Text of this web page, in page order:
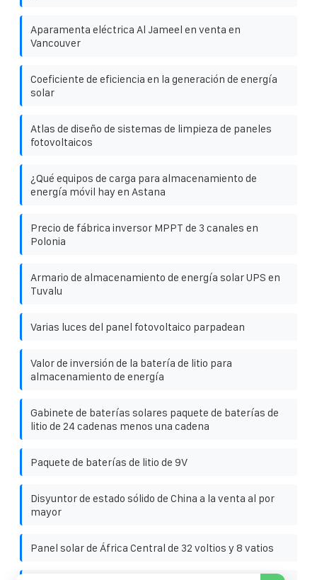
Aparamenta eléctrica Al Jameel en venta en
Vancouver
Coeficiente de eficiencia en la generación de energía
solar
Atlas de diseño de sistemas de limpieza de paneles
fotovoltaicos
¿Qué equipos de carga para almacenamiento de
energía móvil hay en Astana
Precio de fábrica inversor MPPT de 3 canales en
Polonia
Armario de almacenamiento de energía solar UPS en
Tuvalu
Varias luces del panel fotovoltaico parpadean
Valor de inversión de la batería de litio para
almacenamiento de energía
Gabinete de baterías solares paquete de baterías de
litio de 24 cadenas menos una cadena
Paquete de baterías de litio de 9V
Disyuntor de estado sólido de China a la venta al por
mayor
Panel solar de África Central de 32 voltios y 8 vatios